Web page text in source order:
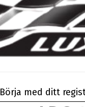
Börja med ditt